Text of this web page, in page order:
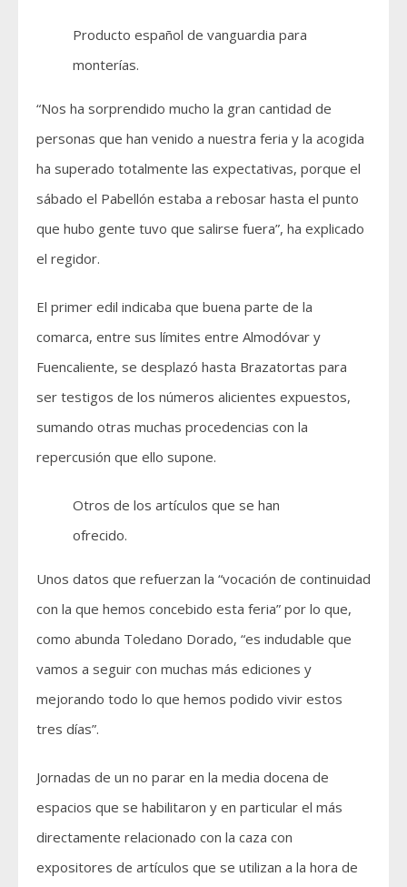
Producto español de vanguardia para
monterías.
“Nos ha sorprendido mucho la gran cantidad de
personas que han venido a nuestra feria y la acogida
ha superado totalmente las expectativas, porque el
sábado el Pabellón estaba a rebosar hasta el punto
que hubo gente tuvo que salirse fuera”, ha explicado
el regidor.
El primer edil indicaba que buena parte de la
comarca, entre sus límites entre Almodóvar y
Fuencaliente, se desplazó hasta Brazatortas para
ser testigos de los números alicientes expuestos,
sumando otras muchas procedencias con la
repercusión que ello supone.
Otros de los artículos que se han
ofrecido.
Unos datos que refuerzan la “vocación de continuidad
con la que hemos concebido esta feria” por lo que,
como abunda Toledano Dorado, “es indudable que
vamos a seguir con muchas más ediciones y
mejorando todo lo que hemos podido vivir estos
tres días”.
Jornadas de un no parar en la media docena de
espacios que se habilitaron y en particular el más
directamente relacionado con la caza con
expositores de artículos que se utilizan a la hora de